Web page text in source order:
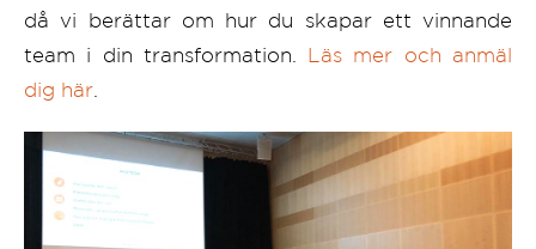
då vi berättar om hur du skapar ett vinnande
team i din transformation.
Läs mer och anmäl
dig här.